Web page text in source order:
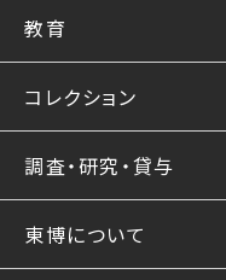
教育
コレクション
調査・研究・貸与
東博について